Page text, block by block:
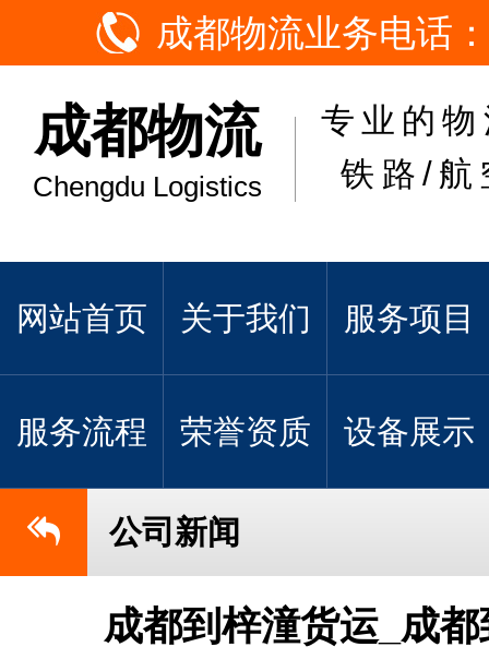
成都物流业务电话
成都物流
Chengdu Logistics
专业的
铁路/航
网站首页 关于我们 服务项目
服务流程 荣誉资质 设备展示
公司新闻
成都到梓潼货运_成